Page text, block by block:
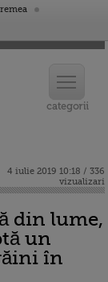
4 iulie 2019 10:18 / 336
vizualizari
din lume,
un
în